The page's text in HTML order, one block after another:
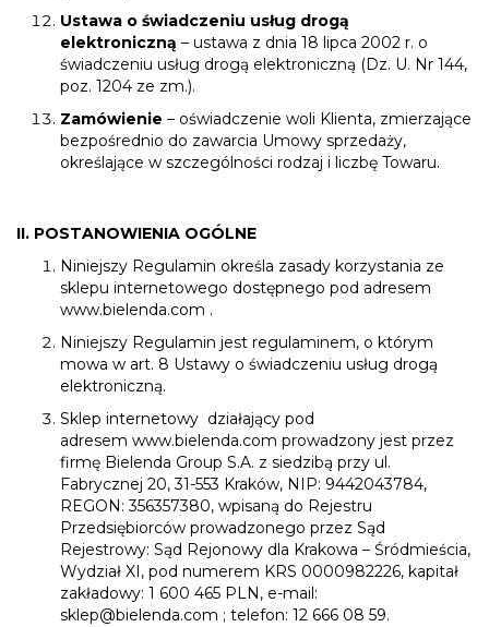
Ustawa o świadczeniu usług drogą
elektroniczną – ustawa z dnia 18 lipca 2002 r. o
świadczeniu usług drogą elektroniczną (Dz. U. Nr 144,
poz. 1204 ze zm.).
Zamówienie – oświadczenie woli Klienta, zmierzające
bezpośrednio do zawarcia Umowy sprzedaży,
określające w szczególności rodzaj i liczbę Towaru.
II. POSTANOWIENIA OGÓLNE
Niniejszy Regulamin określa zasady korzystania ze
sklepu internetowego dostępnego pod adresem
www.bielenda.com .
Niniejszy Regulamin jest regulaminem, o którym
mowa w art. 8 Ustawy o świadczeniu usług drogą
elektroniczną.
Sklep internetowy działający pod
adresem www.bielenda.com prowadzony jest przez
firmę Bielenda Group S.A. z siedzibą przy ul.
Fabrycznej 20, 31-553 Kraków, NIP: 9442043784,
REGON: 356357380, wpisaną do Rejestru
Przedsiębiorców prowadzonego przez Sąd
Rejestrowy: Sąd Rejonowy dla Krakowa – Śródmieścia,
Wydział XI, pod numerem KRS 0000982226, kapitał
zakładowy: 1 600 465 PLN, e-mail:
sklep@bielenda.com ; telefon: 12 666 08 59.